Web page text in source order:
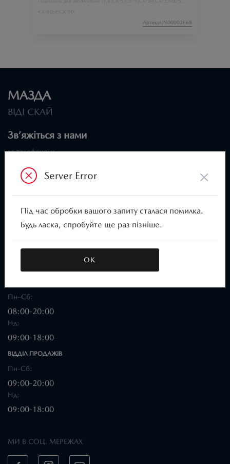
CX-60;
2; CX-90;
Артикул:N00002668
МАЗДА
ВІДІ СКАЙ
Зв’яжіться з нами
за телефоном:
044 591 88 88
044 591 88 88
вул. Велика Кільцева, 60а
Пн–Сб:
08:00-20:00
Нд:
09:00-18:00
ВІДДІЛ ПРОДАЖІВ
Пн-Сб:
09:00-20:00
Нд:
09:00-18:00
МИ В СОЦ. МЕРЕЖАХ
Server Error ×
Під час обробки вашого запиту сталася помилка.
Будь ласка, спробуйте ще раз пізніше.
ОК